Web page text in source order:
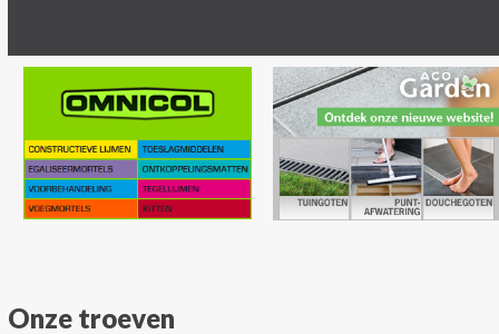
Onze troeven